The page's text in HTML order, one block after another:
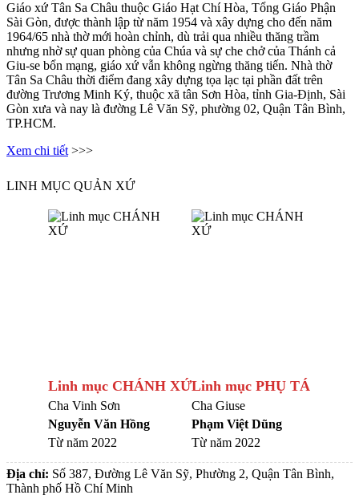
Giáo xứ Tân Sa Châu thuộc Giáo Hạt Chí Hòa, Tổng Giáo Phận
Sài Gòn, được thành lập từ năm 1954 và xây dựng cho đến năm
1964/65 nhà thờ mới hoàn chỉnh, dù trải qua nhiều thăng trầm
nhưng nhờ sự quan phòng của Chúa và sự che chở của Thánh cả
Giu-se bổn mạng, giáo xứ vẫn không ngừng thăng tiến. Nhà thờ
Tân Sa Châu thời điểm đang xây dựng tọa lạc tại phần đất trên
đường Trương Minh Ký, thuộc xã tân Sơn Hòa, tỉnh Gia-Định, Sài
Gòn xưa và nay là đường Lê Văn Sỹ, phường 02, Quận Tân Bình,
TP.HCM.
Xem chi tiết >>>
LINH MỤC QUẢN XỨ
Linh mục CHÁNH XỨ
Cha Vinh Sơn
Nguyễn Văn Hồng
Từ năm 2022
Linh mục PHỤ TÁ
Cha Giuse
Phạm Việt Dũng
Từ năm 2022
Địa chỉ: Số 387, Đường Lê Văn Sỹ, Phường 2, Quận Tân Bình,
Thành phố Hồ Chí Minh